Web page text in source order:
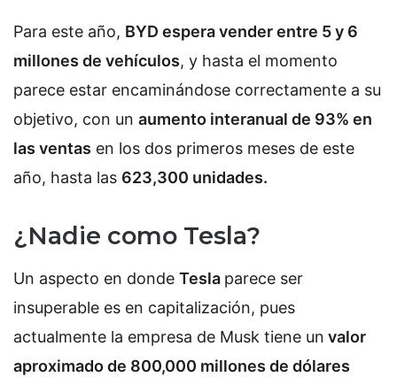
Para este año, BYD espera vender entre 5 y 6
millones de vehículos, y hasta el momento
parece estar encaminándose correctamente a su
objetivo, con un aumento interanual de 93% en
las ventas en los dos primeros meses de este
año, hasta las 623,300 unidades.
¿Nadie como Tesla?
Un aspecto en donde Tesla parece ser
insuperable es en capitalización, pues
actualmente la empresa de Musk tiene un valor
aproximado de 800,000 millones de dólares